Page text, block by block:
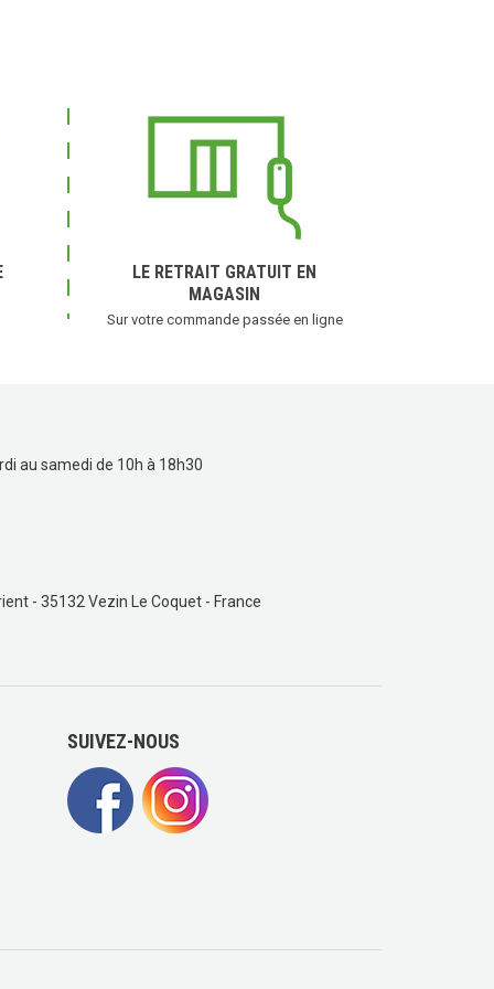
LE RETRAIT GRATUIT EN
MAGASIN
Sur votre commande passée en ligne
au samedi de 10h à 18h30
- 35132 Vezin Le Coquet - France
SUIVEZ-NOUS